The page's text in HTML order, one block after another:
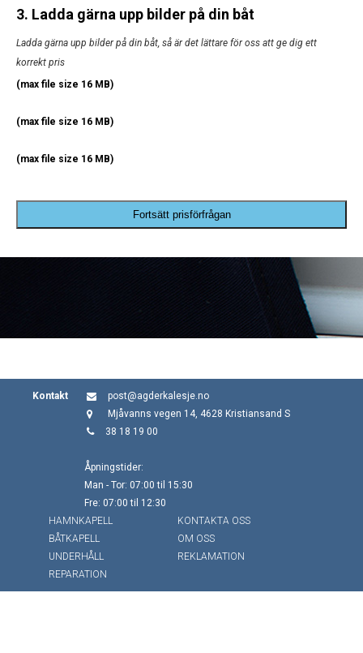
3. Ladda gärna upp bilder på din båt
Ladda gärna upp bilder på din båt, så är det lättare för oss att ge dig ett
korrekt pris
(max file size 16 MB)
(max file size 16 MB)
(max file size 16 MB)
Fortsätt prisförfrågan
Kontakt
post@agderkalesje.no
Mjåvanns vegen 14, 4628 Kristiansand S
38 18 19 00
Åpningstider:
Man - Tor: 07:00 til 15:30
Fre: 07:00 til 12:30
HAMNKAPELL
BÅTKAPELL
UNDERHÅLL
REPARATION
KONTAKTA OSS
OM OSS
REKLAMATION